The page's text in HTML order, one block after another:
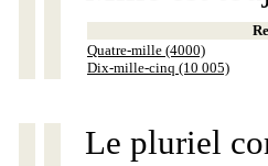
Quatre-mille (4000)
Dix-mille-cinq (10 005)
Le pluriel